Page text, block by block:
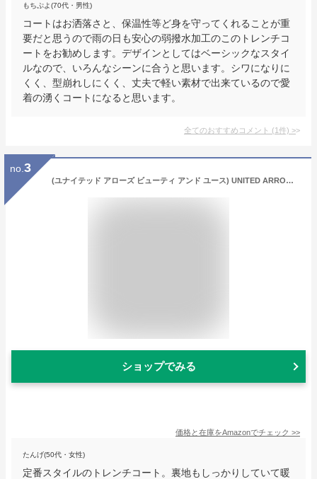
もちぷよ(70代・男性)
コートはお洒落さと、保温性等ど身を守ってくれることが重
要だと思うので雨の日も安心の弱撥水加工のこのトレンチコ
ートをお勧めします。デザインとしてはベーシックなスタイ
ルなので、いろんなシーンに合うと思います。シワになりに
くく、型崩れしにくく、丈夫で軽い素材で出来ているので愛
着の湧くコートになると思います。
全てのおすすめコメント (1件) >
no. 3
(ユナイテッド アローズ ビューティ アンド ユース) UNITED ARROWS BEAUTY & YOUTH TRADITIONAL 80/3 トレンチコート
ショップでみる
価格と在庫をAmazonでチェック >>
たんげ(50代・女性)
定番スタイルのトレンチコート。裏地もしっかりしていて暖